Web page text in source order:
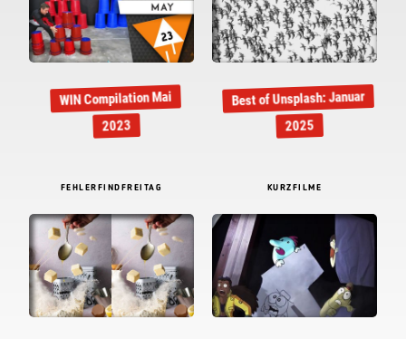
WIN Compilation Mai
2023
Best of Unsplash: Januar
2025
FEHLERFINDFREITAG KURZFILME